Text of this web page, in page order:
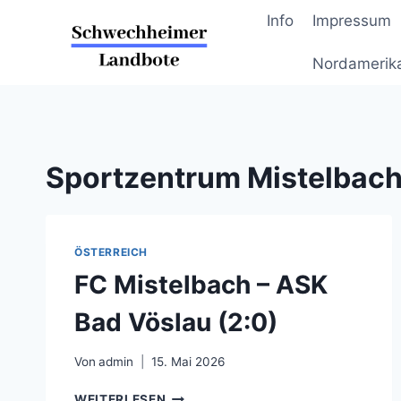
Info Impressum
Sportzentrum Mistelbach
ÖSTERREICH
FC Mistelbach – ASK
Bad Vöslau (2:0)
Von admin 15. Mai 2026
FC